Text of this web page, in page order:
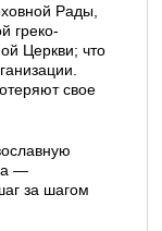
Рады,
греко-
Церкви; что
свое
—
за шагом